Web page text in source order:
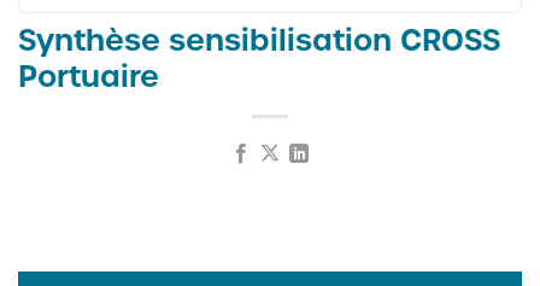
Synthèse sensibilisation CROSS
Portuaire